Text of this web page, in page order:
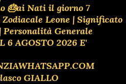
🎂ai Nati il giorno 7
Zodiacale Leone | Significato
Generale
6 AGOSTO 2026 E'
GIALLO